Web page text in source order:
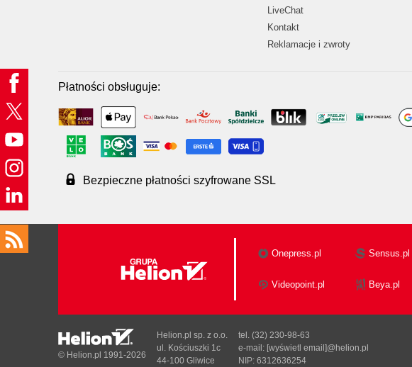
LiveChat
Kontakt
Reklamacje i zwroty
Płatności obsługuje:
Bezpieczne płatności szyfrowane SSL
Onepress.pl Sensus.pl
Videopoint.pl Beya.pl
© Helion.pl 1991-2026
Helion.pl sp. z o.o.
ul. Kościuszki 1c
44-100 Gliwice
tel. (32) 230-98-63
e-mail: [wyświetl email]@helion.pl
NIP: 6312636254